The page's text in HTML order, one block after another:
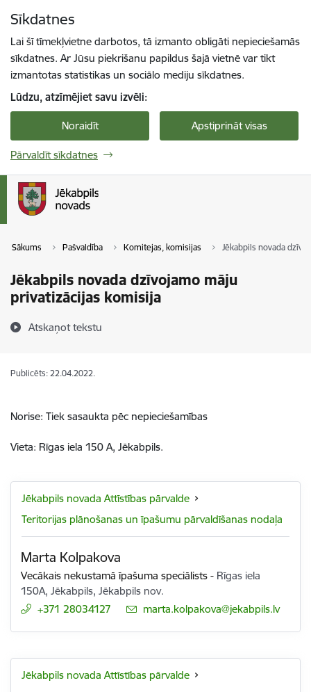
Sīkdatnes
Lai šī tīmekļvietne darbotos, tā izmanto obligāti nepieciešamās
sīkdatnes. Ar Jūsu piekrišanu papildus šajā vietnē var tikt
izmantotas statistikas un sociālo mediju sīkdatnes.
Lūdzu, atzīmējiet savu izvēli:
Noraidīt Apstiprināt visas
Pārvaldīt sīkdatnes
Sākums Pašvaldība Komitejas, komisijas Jēkabpils novada
Jēkabpils novada dzīvojamo māju
privatizācijas komisija
Atskaņot tekstu
Publicēts: 22.04.2022.
Norise: Tiek sasaukta pēc nepieciešamības
Vieta: Rīgas iela 150 A, Jēkabpils.
Jēkabpils novada Attīstības pārvalde
Teritorijas plānošanas un īpašumu pārvaldīšanas nodaļa
Marta Kolpakova
Vecākais nekustamā īpašuma speciālists - Rīgas iela
150A, Jēkabpils, Jēkabpils nov.
+371 28034127
E-pasts:
marta.kolpakova@jekabpils.lv
Jēkabpils novada Attīstības pārvalde